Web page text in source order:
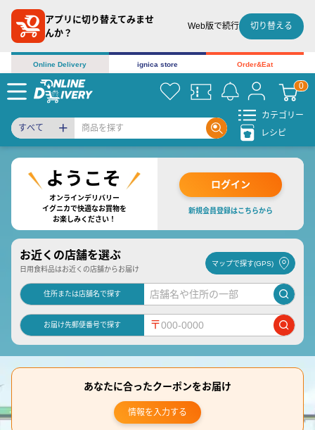
アプリに切り替えてみませ
んか？
Web版で続行 切り替える
Online Delivery ignica store Order&Eat
すべて
カテゴリー
レシピ
オンラインデリバリー
イグニカで快適なお買物を
お楽しみください！
ログイン
新規会員登録はこちらから
お近くの店舗を選ぶ
日用食料品はお近くの店舗からお届け
マップで探す(GPS)
住所または店舗名で探す
お届け先郵便番号で探す 〒
あなたに合ったクーポンをお届け
情報を入力する